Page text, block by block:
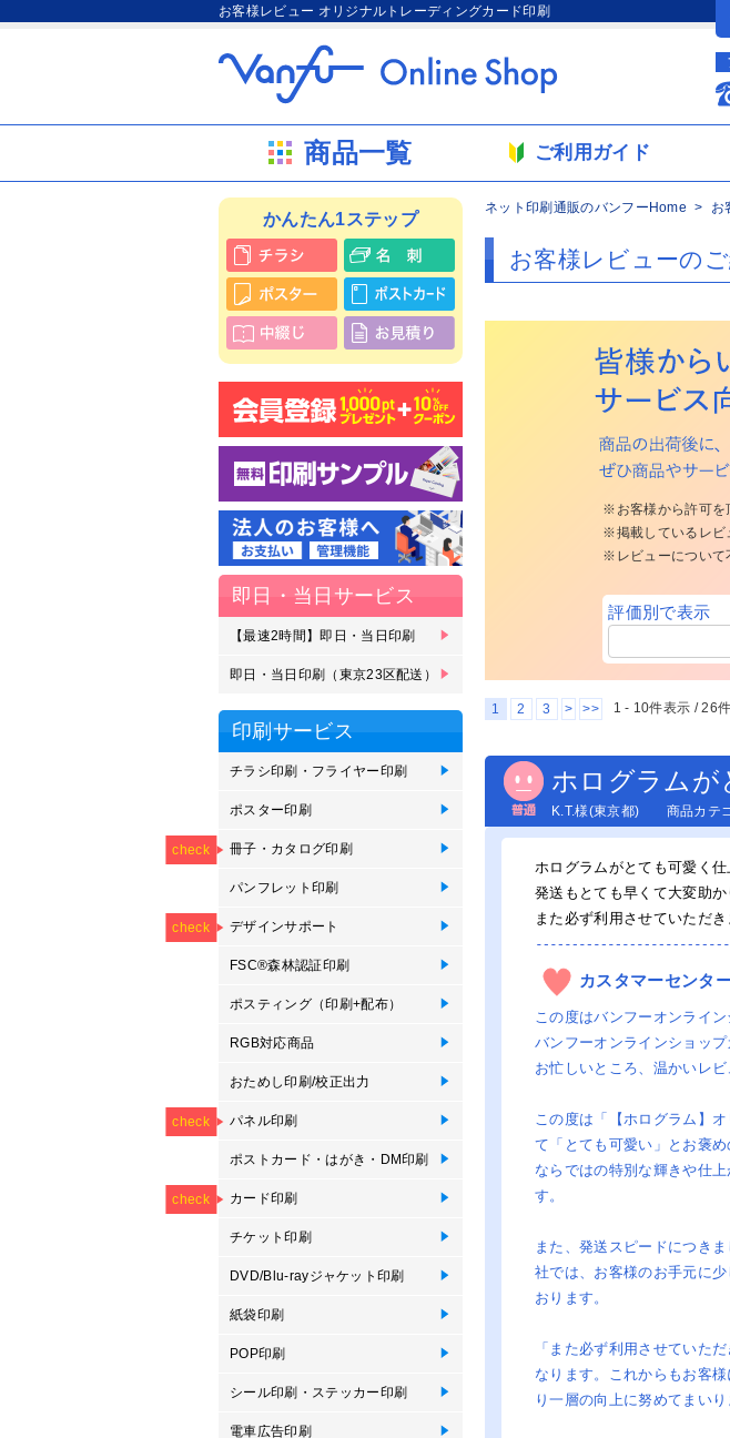
お客様レビュー オリジナルトレーディングカード印刷
商品一覧 ご利用ガイド
ネット印刷通販のバンフーHome お
お客様レビューの
※お客様から許可を
※掲載しているレビ
※レビューについて
評価別で表示
1 2 3 > >> 1 - 10件表示 /26件
ホログラムが
K.T.様(東京都) 商品カテ
ホログラムがとても可愛く仕
発送もとても早くて大変助か
また必ず利用させていただき
カスタマーセンタ
この度はバンフーオンライ
バンフーオンラインショッ
お忙しいところ、温かいレ
この度は「【ホログラム】
て「とても可愛い」とお褒
ならではの特別な輝きや仕
す。
また、発送スピードにつき
社では、お客様のお手元に
おります。
「また必ず利用させていた
なります。これからもお客
り一層の向上に努めてまいり
かんたん1ステップ
即日・当日サービス
【最速2時間】即日・当日印刷
ェット出力（店舗受取）
即日・当日印刷（東京23区配送）
23区）
区）
ェット出力（東京23区）
印刷サービス
チラシ印刷・フライヤー印刷 チラシ印刷・フライヤー印刷
オンデマンドチラシ印刷
かんたん1ステップチラシ
ポスター印刷
インクジェットポスター出力（屋内
用）
インクジェットポスター出力（屋外
用）
インクジェットポスター出力（旗・
垂れ幕）
ポスター印刷（オフセット印刷）
短冊・長尺ポスター（オンデマンド
印刷）
check
冊子・カタログ印刷
パンフレット印刷
【チラシ挟み込み】折パンフレット
折パンフレット印刷
オンデマンド折パンフレット印刷
【激安】折パンフレット(A4仕上・2
つ折)※300部迄
check
デザインサポート
【デザイン制作】チラシ印刷
【デザイン制作】ポストカード・は
がき・DM印刷
【デザイン制作】メンバーズカード
【デザイン制作】名刺印刷
【デザイン制作】封筒印刷
FSC®森林認証印刷
FSC®森林認証オンデマンドポスト
FSC®森林認証オンデマンドチラシ
FSC®森林認証チラシ印刷（オフセ
FSC®森林認証中綴じ冊子印刷
FSC®森林認証大判インクジェット
ポスター（水性）
FSC®森林認証大判インクジェット
FSC®森林認証折パンフレット印刷
ポスティング（印刷+配布）
RGB対応商品 RGBオンデマンド印刷
RGBオンデマンド+ビビッド
おためし印刷/校正出力
check パネル印刷
フチなしパネル・枠なしパネル印刷
パネル印刷
ブラックパネル印刷
エコパネル印刷
パネル印刷+フレーム
卓上スタンドパネル印刷
卓上スタンドブラックパネル印刷
フラスタパネル印刷
パネル印刷+自由カット
ブラックパネル印刷+自由カット
エコパネル印刷+自由カット
等身大パネル印刷
ポストカード・はがき・DM印刷 オンデマンドポストカード印刷
MoriPicaポストカード印刷
ポストカードセット（紙ケース付
プレミアムポストカード印刷
プレミアム大判はがき印刷
check カード印刷 カード印刷
オンデマンドカード印刷
メンバーズカード・診察券印刷
メンバーズカード・診察券印刷/そ
オンデマンドメンバーズカード・診
スタンプカード・ポイントカード印
スタンプカード・ポイントカード印
オンデマンドスタンプカード・ポイ
プレミアムカード印刷
PVC・プラスチックカード印刷
チケット印刷 オンデマンドチケット印刷
DVD/Blu-rayジャケット印刷 紙ジャケット印刷
スリム紙ジャケット印刷
DVDジャケット印刷
Blu-rayジャケット印刷
紙袋印刷
POP印刷 卓上三角POP
卓上三角柱POP
スイングPOP
ボトルネックPOP
プライスPOP
スタンドPOP
プレミアム変形POP
ハンガーPOP
シール印刷・ステッカー印刷 ロゴシール・訂正シール印刷
バラエティシール印刷（オンデマン
屋外ステッカープリント
単色ステッカープリント
耐水シールラベル印刷
サテンシール・布シール
型抜きステッカーダイカット
キャラクターキラキラシール（デザ
電車広告印刷